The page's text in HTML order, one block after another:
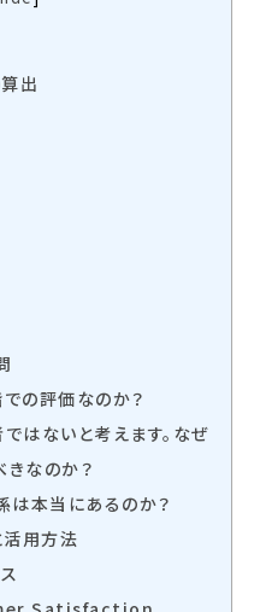
出
の評価なのか？
はないと考えます。なぜ
きなのか？
は本当にあるのか？
用方法